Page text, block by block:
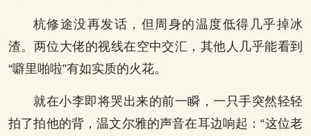
杭修途没再发话，但周身的温度低得几乎掉冰
渣。两位大佬的视线在空中交汇，其他人几乎能看到
“噼里啪啦”有如实质的火花。
就在小李即将哭出来的前一瞬，一只手突然轻轻
拍了拍他的背，温文尔雅的声音在耳边响起：“这位老